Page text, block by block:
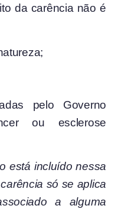
da carência não é
pelo Governo
ou esclerose
está incluído nessa
só se aplica
a alguma